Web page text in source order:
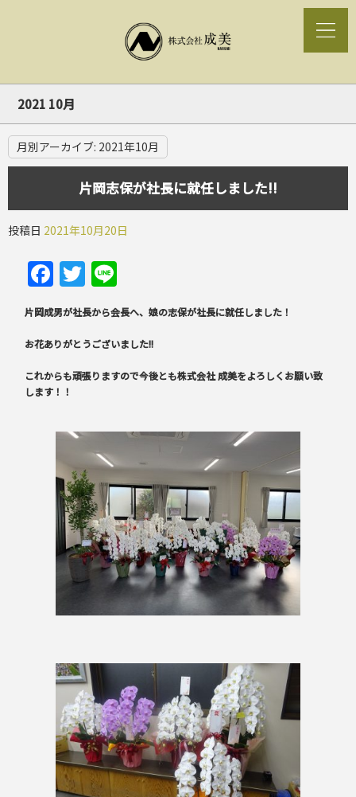
2021 10月
月別アーカイブ: 2021年10月
片岡志保が社長に就任しました!!
投稿日 2021年10月20日
Facebook
Twitter
片岡成男が社長から会長へ、娘の志保が社長に就任しました！
お花ありがとうございました!!
これからも頑張りますので今後とも株式会社 成美をよろしくお願い致
します！！